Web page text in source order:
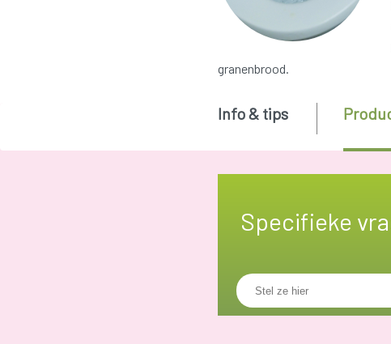
granenbrood.
Specifieke
Info & tips